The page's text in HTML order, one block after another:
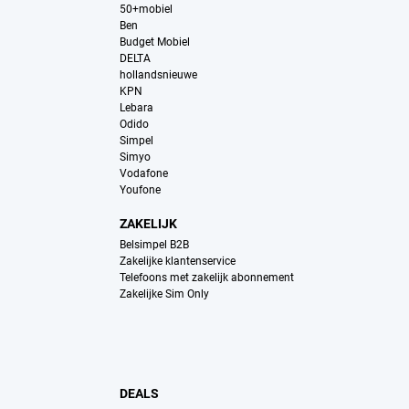
50+mobiel
Ben
Budget Mobiel
DELTA
hollandsnieuwe
KPN
Lebara
Odido
Simpel
Simyo
Vodafone
Youfone
ZAKELIJK
Belsimpel B2B
Zakelijke klantenservice
Telefoons met zakelijk abonnement
Zakelijke Sim Only
DEALS